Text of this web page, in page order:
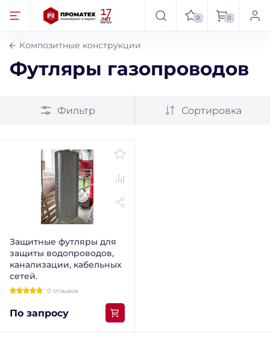
0 0
Композитные конструкции
Футляры газопроводов
Фильтр Сортировка
Защитные футляры для
защиты водопроводов,
канализации, кабельных
сетей.
0 отзывов
По запросу